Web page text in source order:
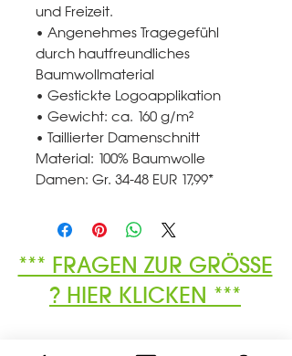
und Freizeit.
• Angenehmes Tragegefühl
durch hautfreundliches
Baumwollmaterial
• Gestickte Logoapplikation
• Gewicht: ca. 160 g/m²
• Taillierter Damenschnitt
Material: 100% Baumwolle
Damen: Gr. 34-48 EUR 17,99*
*** FRAGEN ZUR GRÖSSE
? HIER KLICKEN ***